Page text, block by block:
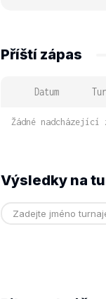
Příští zápas
Datum
Žádné nadcházející
Výsledky na